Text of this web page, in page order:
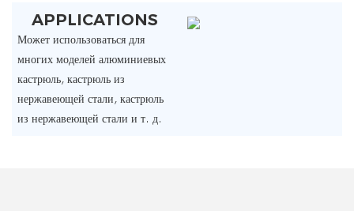
APPLICATIONS
Может использоваться для
многих моделей алюминиевых
кастрюль, кастрюль из
нержавеющей стали, кастрюль
из нержавеющей стали и т. д.